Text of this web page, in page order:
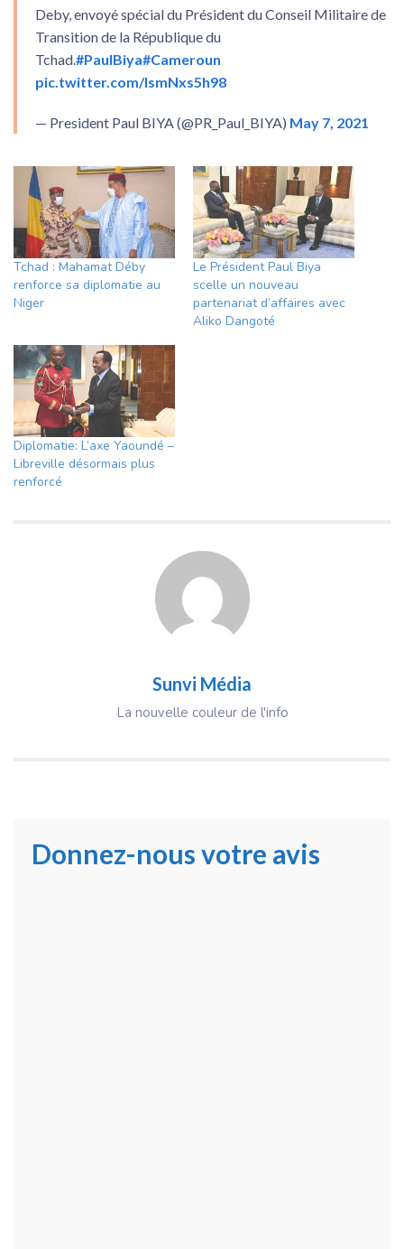
Deby, envoyé spécial du Président du Conseil Militaire de
Transition de la République du
Tchad.#PaulBiya#Cameroun
pic.twitter.com/IsmNxs5h98
— President Paul BIYA (@PR_Paul_BIYA) May 7, 2021
Tchad : Mahamat Déby
renforce sa diplomatie au
Niger
Le Président Paul Biya
scelle un nouveau
partenariat d’affaires avec
Aliko Dangoté
Diplomatie: L’axe Yaoundé –
Libreville désormais plus
renforcé
Sunvi Média
La nouvelle couleur de l'info
Donnez-nous votre avis